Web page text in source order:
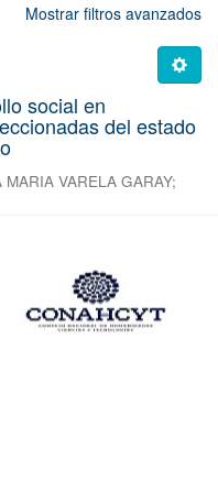
Mostrar filtros avanzados
social en
del estado
MARIA VARELA GARAY;